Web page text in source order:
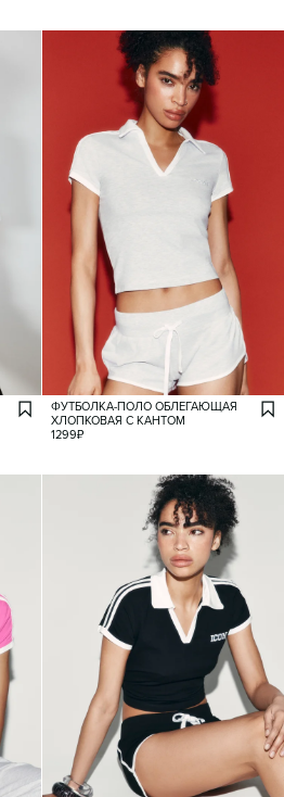
ФУТБОЛКА-ПОЛО ОБЛЕГАЮЩАЯ
ХЛОПКОВАЯ С КАНТОМ
1299₽